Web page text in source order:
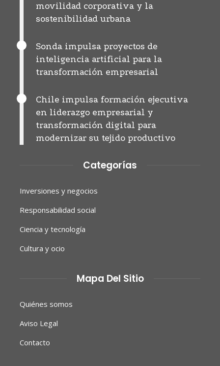
movilidad corporativa y la
sostenibilidad urbana
Sonda impulsa proyectos de
inteligencia artificial para la
transformación empresarial
Chile impulsa formación ejecutiva
en liderazgo empresarial y
transformación digital para
modernizar su tejido productivo
Categorías
Inversiones y negocios
Responsabilidad social
Ciencia y tecnología
Cultura y ocio
Mapa Del Sitio
Quiénes somos
Aviso Legal
Contacto